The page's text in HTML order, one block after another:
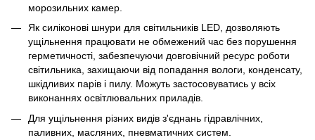
морозильних камер.
Як силіконові шнури для світильників LED, дозволяють
ущільнення працювати не обмежений час без порушення
герметичності, забезпечуючи довговічний ресурс роботи
світильника, захищаючи від попадання вологи, конденсату,
шкідливих парів і пилу. Можуть застосовуватись у всіх
виконаннях освітлювальних приладів.
Для ущільнення різних видів з'єднань гідравлічних,
паливних, масляних, пневматичних систем.